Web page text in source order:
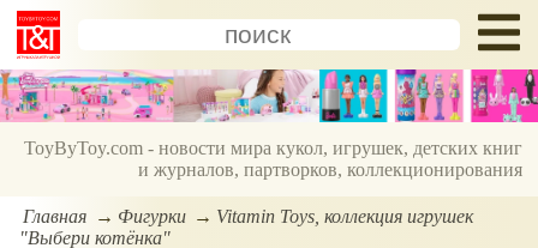
ToyByToy.com - новости мира кукол, игрушек, детских книг
и журналов, партворков, коллекционирования
Главная Фигурки
Vitamin Toys, коллекция игрушек
"Выбери котёнка"